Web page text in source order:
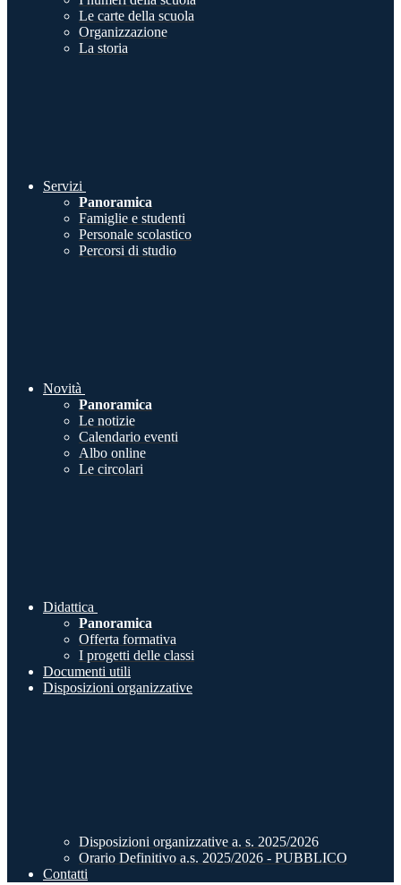
Le carte della scuola
Organizzazione
La storia
Servizi
Panoramica
Famiglie e studenti
Personale scolastico
Percorsi di studio
Novità
Panoramica
Le notizie
Calendario eventi
Albo online
Le circolari
Didattica
Panoramica
Offerta formativa
I progetti delle classi
Documenti utili
Disposizioni organizzative
Disposizioni organizzative a. s. 2025/2026
Orario Definitivo a.s. 2025/2026 - PUBBLICO
Contatti